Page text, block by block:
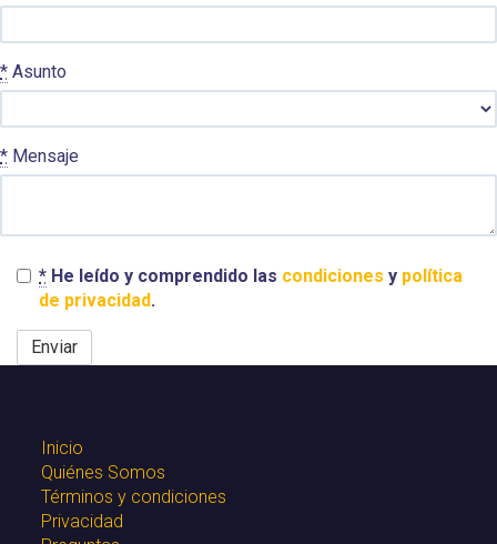
* Asunto
* Mensaje
* He leído y comprendido las condiciones y política
de privacidad.
Inicio
Quiénes Somos
Términos y condiciones
Privacidad